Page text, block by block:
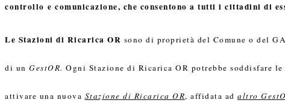
controllo e comunicazione, che consentono a tutti i cittadini di
Le Stazioni di Ricarica OR sono di proprietà del Comune o del
di un GestOR. Ogni Stazione di Ricarica OR potrebbe
attivare una nuova Stazione di Ricarica OR, affidata ad altro